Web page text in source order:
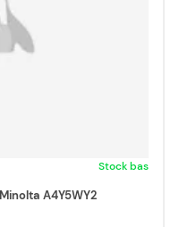
Stock bas
A4Y5WY2